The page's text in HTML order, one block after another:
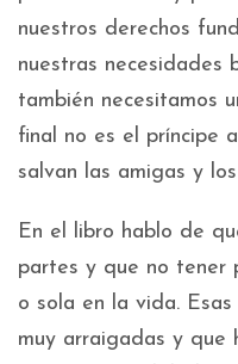
nuestros derechos
nuestras necesidades
también necesitamos
final no es el príncipe
salvan las amigas y
En el libro hablo de
partes y que no tener
o sola en la vida.
muy arraigadas y que